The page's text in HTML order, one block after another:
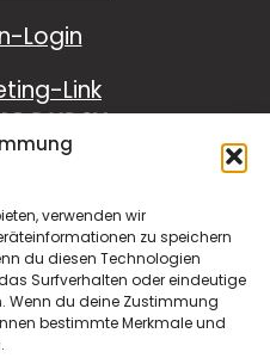
verwenden wir
zu speichern
du diesen Technologien
Surfverhalten oder eindeutige
Wenn du deine Zustimmung
bestimmte Merkmale und
Login
Link
DURCH